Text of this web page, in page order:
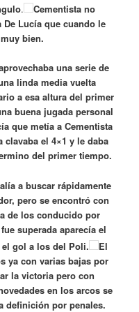
.
Cementista no
Lucía que cuando le
bien.
una serie de
linda media vuelta
a esa altura del primer
buena jugada personal
que metía a Cementista
el 4×1 y le daba
del primer tiempo.
a buscar rápidamente
pero se encontró con
de los conducido por
superada aparecía el
el gol a los del Poli.
El
ya con varias bajas por
la victoria pero con
en los arcos se
definición por penales.